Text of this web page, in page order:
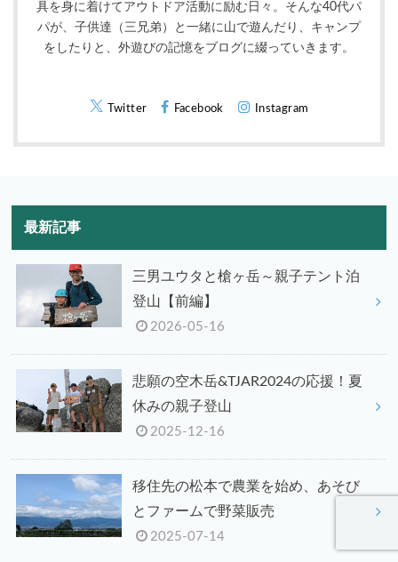
具を身に着けてアウトドア活動に励む日々。そんな40代パ
パが、子供達（三兄弟）と一緒に山で遊んだり、キャンプ
をしたりと、外遊びの記憶をブログに綴っていきます。
Twitter Facebook Instagram
最新記事
三男ユウタと槍ヶ岳～親子テント泊
登山【前編】
2026-05-16
悲願の空木岳&TJAR2024の応援！夏
休みの親子登山
2025-12-16
移住先の松本で農業を始め、あそび
とファームで野菜販売
2025-07-14